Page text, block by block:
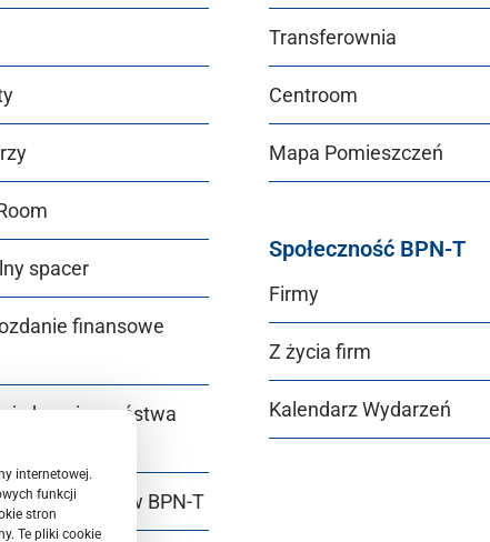
spacer
finansowe
bezpieczeństwa
Equality Plan w BPN‑T
Transferownia
Centroom
Mapa Pomieszczeń
Społeczność BPN-T
Firmy
Z życia firm
Kalendarz Wydarzeń
internetowej.
funkcji
stron
Te pliki cookie